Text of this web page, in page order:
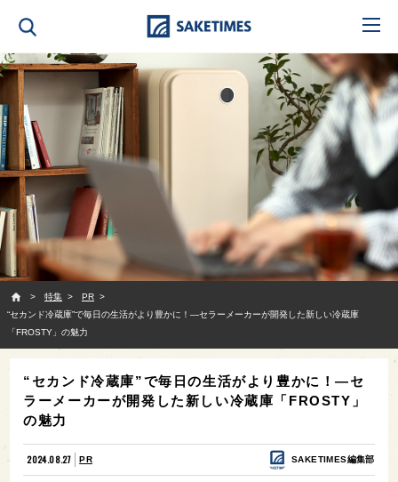
特集
PR
“セカンド冷蔵庫”で毎日の生活がより豊かに！—セラーメーカーが開発した新しい冷蔵庫
「FROSTY」の魅力
“セカンド冷蔵庫”で毎日の生活がより豊かに！—セ
ラーメーカーが開発した新しい冷蔵庫「FROSTY」
の魅力
2024.08.27 PR SAKETIMES編集部